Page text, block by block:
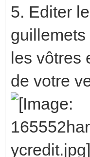
5. Editer
les vôtres
de votre